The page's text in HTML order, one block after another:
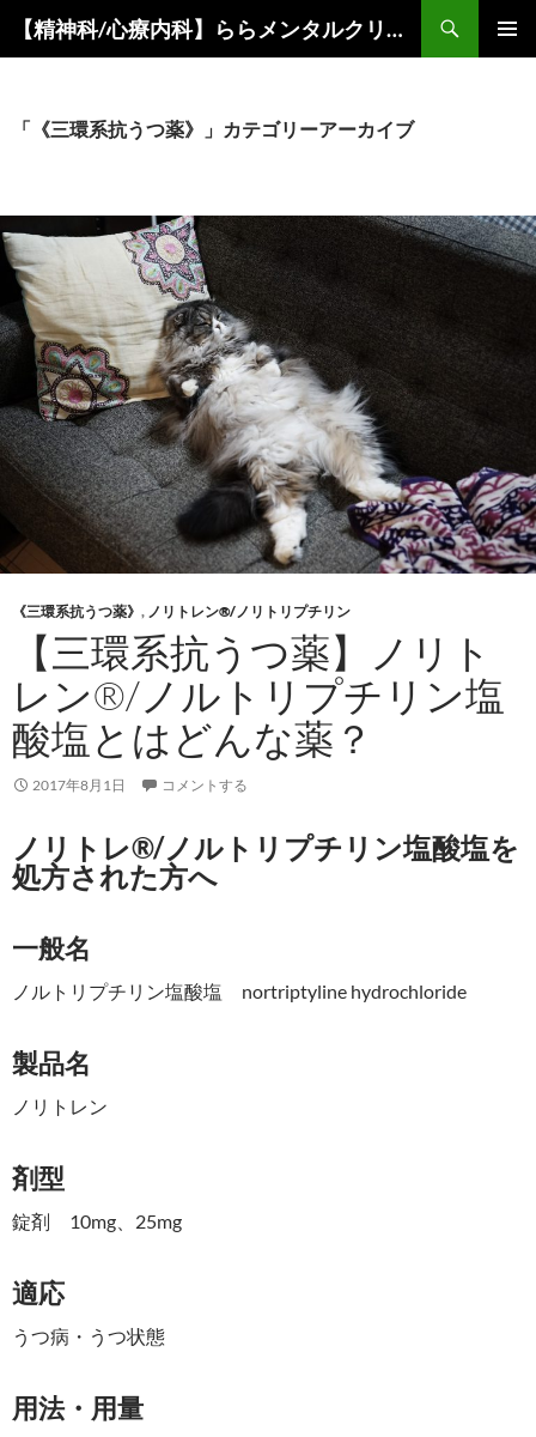
キ
ッ
プ
【精神科/心療内科】ららメンタルクリニック
「《三環系抗うつ薬》」カテゴリーアーカイブ
《三環系抗うつ薬》 , ノリトレン®/ノリトリプチリン
【三環系抗うつ薬】ノリト
レン®/ノルトリプチリン塩
酸塩とはどんな薬？
2017年8月1日 コメントする
ノリトレ®/ノルトリプチリン塩酸塩を
処方された方へ
一般名
ノルトリプチリン塩酸塩 nortriptyline hydrochloride
製品名
ノリトレン
剤型
錠剤 10mg、25mg
適応
うつ病・うつ状態
用法・用量